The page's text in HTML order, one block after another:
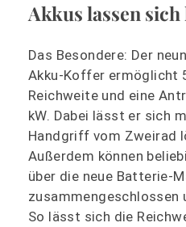
Akkus lassen
Das Besondere: Der
Akku-Koffer ermöglicht
Reichweite und eine
kW. Dabei lässt er sich
Handgriff vom Zweirad
Außerdem können
über die neue Batterie-
zusammengeschlossen
So lässt sich die